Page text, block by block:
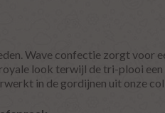
Wave confectie zorgt voor
look terwijl de tri-plooi
in de gordijnen uit onze